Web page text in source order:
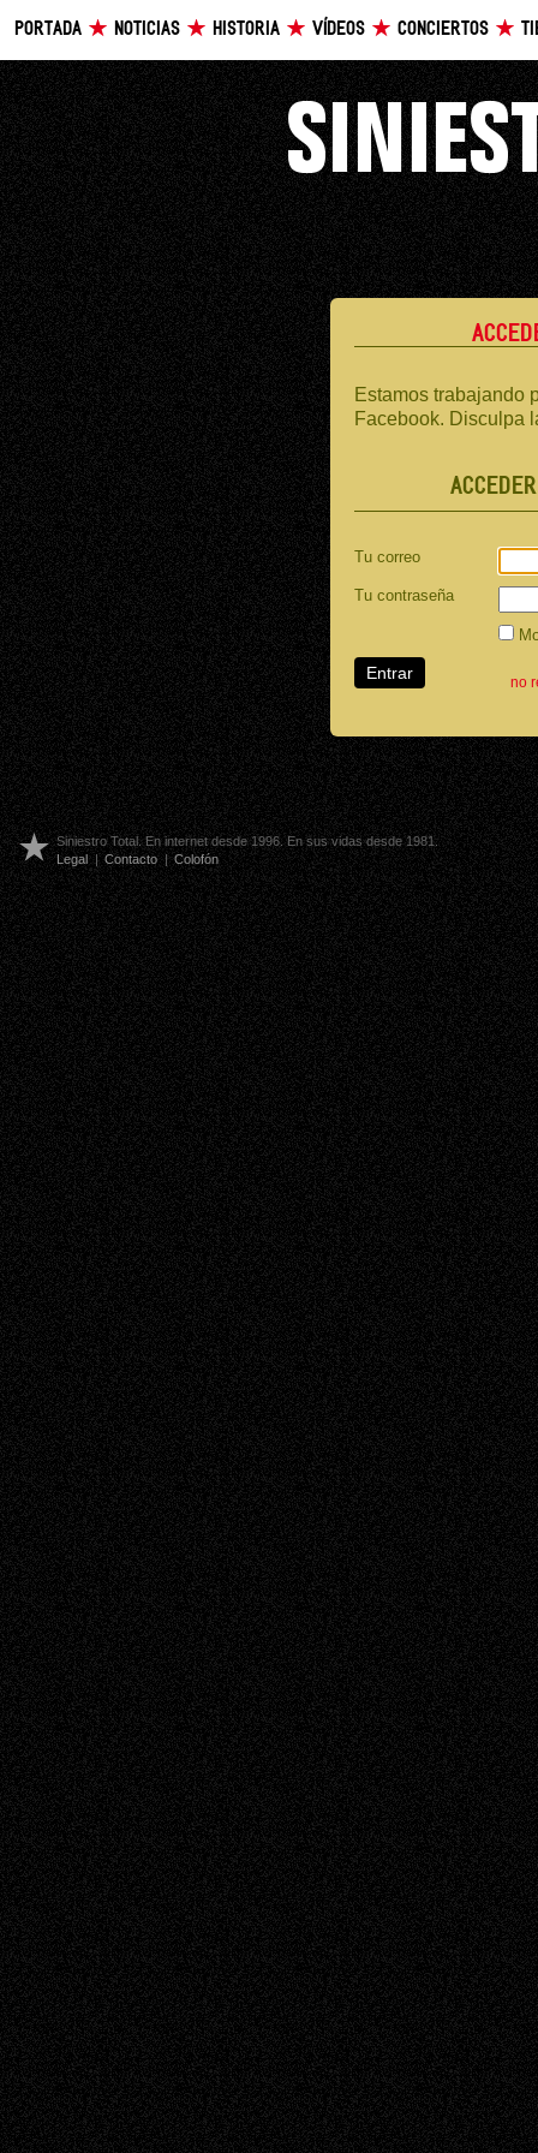
PORTADA NOTICIAS HISTORIA VÍDEOS CONCIERTOS
Estamos trabajando
Facebook. Disculpa
Tu correo
Tu contraseña
no
Siniestro Total. En internet desde 1996. En sus vidas desde 1981.
Legal | Contacto | Colofón